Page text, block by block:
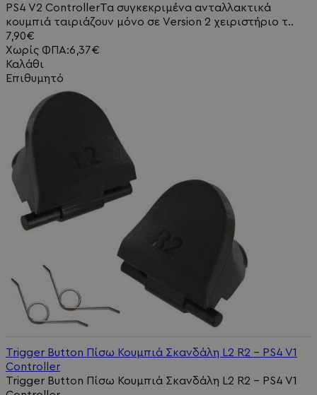
PS4 V2 ControllerΤα συγκεκριμένα ανταλλακτικά
κουμπιά ταιριάζουν μόνο σε Version 2 χειριστήριο τ..
7,90€
Χωρίς ΦΠΑ:6,37€
Καλάθι
Επιθυμητό
Trigger Button Πίσω Κουμπιά Σκανδάλη L2 R2 - PS4 V1
Controller
Trigger Button Πίσω Κουμπιά Σκανδάλη L2 R2 - PS4 V1